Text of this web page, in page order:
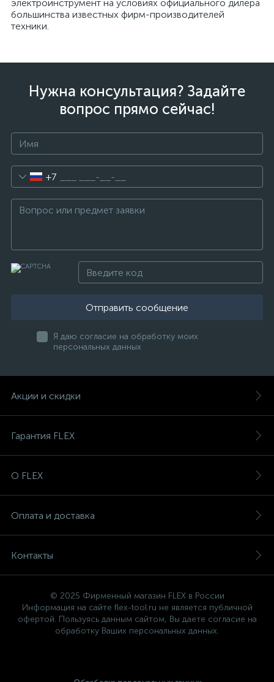
электроинструмент на условиях официального дилера
большинства известных фирм-производителей
техники.
Нужна консультация? Задайте
вопрос прямо сейчас!
+7
Отправить сообщение
Я даю согласие на обработку моих
персональных данных
Акции и скидки
Гарантия FLEX
О FLEX
Оплата и доставка
Контакты
© 2025 Фирменный магазин FLEX в России
Информация на сайте flex-tool.ru не является публичной
офертой. Пользуясь данным сайтом, Вы даете согласие на
обработку Ваших персональных данных.